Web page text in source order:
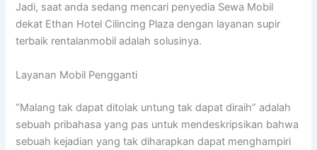
Jadi, saat anda sedang mencari penyedia Sewa Mobil
dekat Ethan Hotel Cilincing Plaza dengan layanan supir
terbaik rentalanmobil adalah solusinya.
Layanan Mobil Pengganti
“Malang tak dapat ditolak untung tak dapat diraih” adalah
sebuah pribahasa yang pas untuk mendeskripsikan bahwa
sebuah kejadian yang tak diharapkan dapat menghampiri